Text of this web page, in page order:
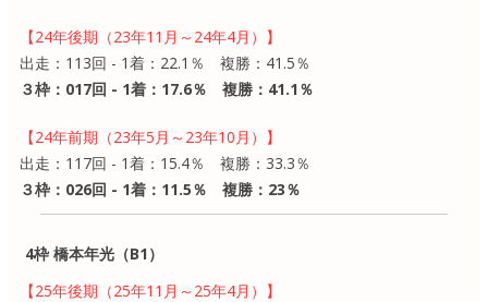
【24年後期（23年11月～24年4月）】
出走：113回 - 1着：22.1％ 複勝：41.5％
３枠：017回 - 1着：17.6％ 複勝：41.1％
【24年前期（23年5月～23年10月）】
出走：117回 - 1着：15.4％ 複勝：33.3％
３枠：026回 - 1着：11.5％ 複勝：23％
4枠 橋本年光（B1）
【25年後期（25年11月～25年4月）】